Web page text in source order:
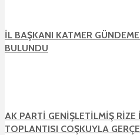
İL BAŞKANI KATMER
BULUNDU
AK PARTİ GENİŞLETİLMİŞ
TOPLANTISI COŞKUYLA